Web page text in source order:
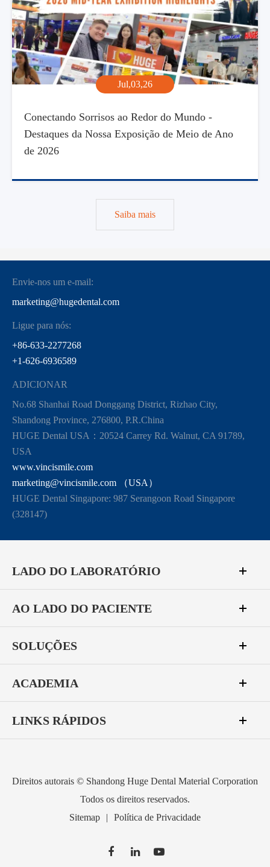
Jul,03,26
Conectando Sorrisos ao Redor do Mundo -
Destaques da Nossa Exposição de Meio de Ano
de 2026
Saiba mais
Envie-nos um e-mail:
marketing@hugedental.com
Ligue para nós:
+86-633-2277268
+1-626-6936589
ADICIONAR
No.68 Shanhai Road Donggang District, Rizhao City,
Shandong Province, 276800, P.R.China
HUGE Dental USA：20524 Carrey Rd. Walnut, CA 91789,
USA
www.vincismile.com
marketing@vincismile.com （USA）
HUGE Dental Singapore: 987 Serangoon Road Singapore
(328147)
LADO DO LABORATÓRIO
AO LADO DO PACIENTE
SOLUÇÕES
ACADEMIA
LINKS RÁPIDOS
Direitos autorais © Shandong Huge Dental Material Corporation
Todos os direitos reservados.
Sitemap
Política de Privacidade